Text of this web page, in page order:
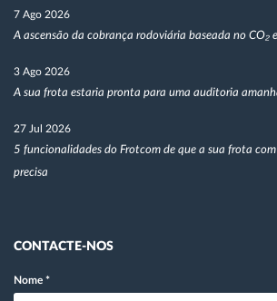
7 Ago 2026
A ascensão da cobrança rodoviária baseada no CO₂
3 Ago 2026
A sua frota estaria pronta para uma auditoria
27 Jul 2026
5 funcionalidades do Frotcom de que a sua frota
precisa
CONTACTE-NOS
Nome *